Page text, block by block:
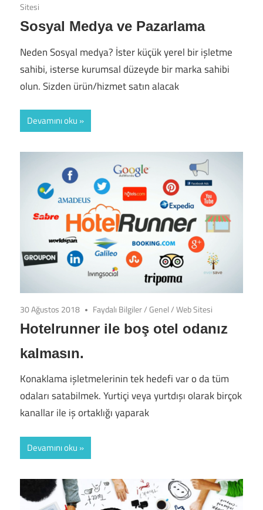
Sitesi
Sosyal Medya ve Pazarlama
Neden Sosyal medya? İster küçük yerel bir işletme
sahibi, isterse kurumsal düzeyde bir marka sahibi
olun. Sizden ürün/hizmet satın alacak
Devamını oku
30 Ağustos 2018 Faydalı Bilgiler/Genel/Web Sitesi
Hotelrunner ile boş otel odanız
kalmasın.
Konaklama işletmelerinin tek hedefi var o da tüm
odaları satabilmek. Yurtiçi veya yurtdışı olarak birçok
kanallar ile iş ortaklığı yaparak
Devamını oku